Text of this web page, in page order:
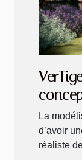
La
d’avoir
réaliste